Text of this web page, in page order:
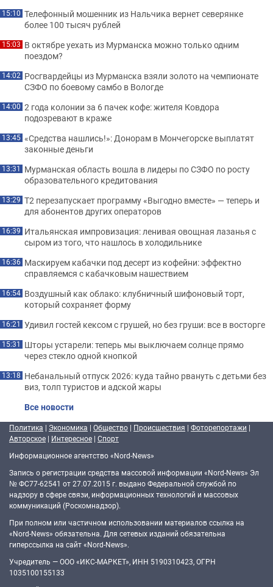
15:10 Телефонный мошенник из Нальчика вернет северянке
более 100 тысяч рублей
15:03 В октябре уехать из Мурманска можно только одним
поездом?
14:02 Росгвардейцы из Мурманска взяли золото на чемпионате
СЗФО по боевому самбо в Вологде
14:00 2 года колонии за 6 пачек кофе: жителя Ковдора
подозревают в краже
13:45 «Средства нашлись!»: Донорам в Мончегорске выплатят
законные деньги
13:31 Мурманская область вошла в лидеры по СЗФО по росту
образовательного кредитования
13:29 Т2 перезапускает программу «Выгодно вместе» — теперь и
для абонентов других операторов
16:39 Итальянская импровизация: ленивая овощная лазанья с
сыром из того, что нашлось в холодильнике
16:36 Маскируем кабачки под десерт из кофейни: эффектно
справляемся с кабачковым нашествием
16:54 Воздушный как облако: клубничный шифоновый торт,
который сохраняет форму
16:21 Удивил гостей кексом с грушей, но без груши: все в восторге
15:31 Шторы устарели: теперь мы выключаем солнце прямо
через стекло одной кнопкой
13:18 Небанальный отпуск 2026: куда тайно рвануть с детьми без
виз, толп туристов и адской жары
Все новости
Политика | Экономика | Общество | Происшествия | Фоторепортажи |
Авторское | Интересное | Спорт
Информационное агентство «Nord-News»
Запись о регистрации средства массовой информации «Nord-News» Эл
№ ФС77-62541 от 27.07.2015 г. выдано Федеральной службой по
надзору в сфере связи, информационных технологий и массовых
коммуникаций (Роскомнадзор).
При полном или частичном использовании материалов ссылка на
«Nord-News» обязательна. Для сетевых изданий обязательна
гиперссылка на сайт «Nord-News».
Учредитель — ООО «ИКС-МАРКЕТ», ИНН 5190310423, ОГРН
1035100155133